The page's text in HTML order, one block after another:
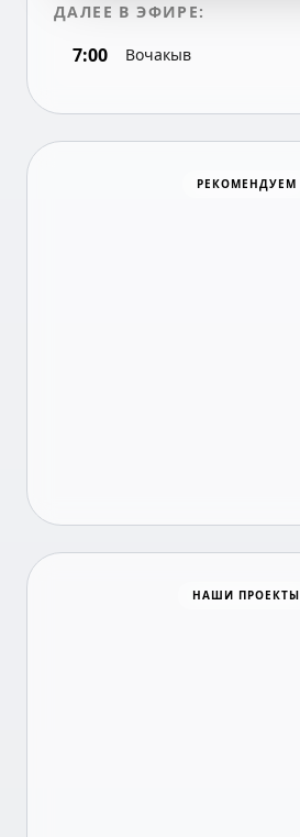
ДАЛЕЕ В ЭФИРЕ:
7:00 Вочакыв
РЕКОМЕНДУЕМ
Хоккей
НАШИ ПРОЕКТЫ
Время новостей